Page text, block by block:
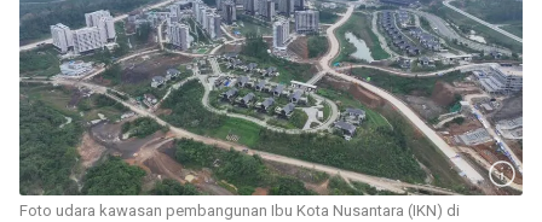
Foto udara kawasan pembangunan Ibu Kota Nusantara (IKN) di